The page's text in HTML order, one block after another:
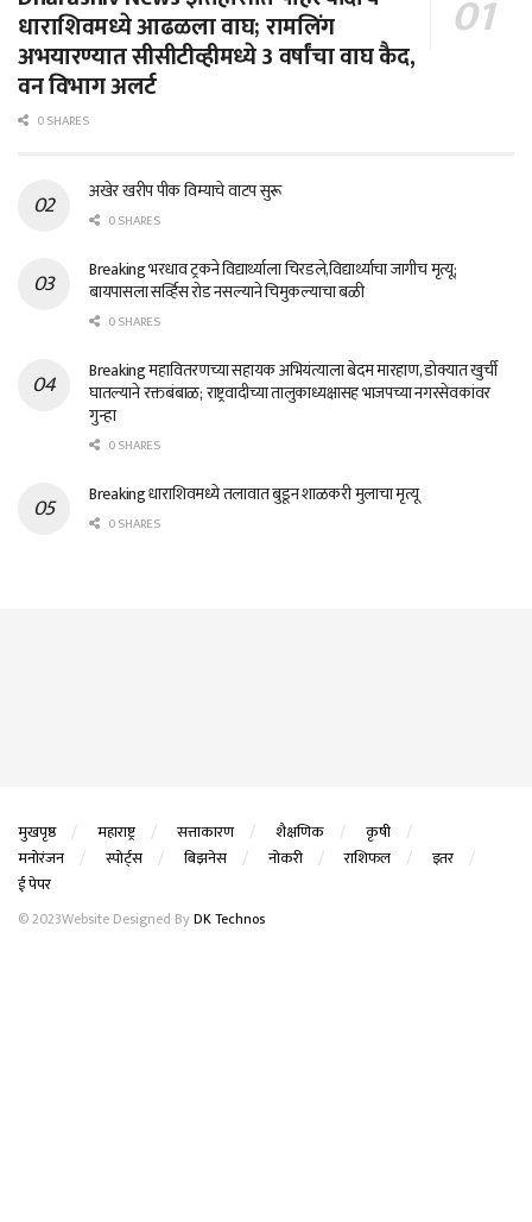
धाराशिवमध्ये आढळला वाघ; रामलिंग
अभयारण्यात सीसीटीव्हीमध्ये 3 वर्षांचा वाघ कैद,
वन विभाग अलर्ट
0 SHARES
अखेर खरीप पीक विम्याचे वाटप सुरू
0 SHARES
Breaking भरधाव ट्रकने विद्यार्थ्याला चिरडले,विद्यार्थ्याचा जागीच मृत्यू;
बायपासला सर्व्हिस रोड नसल्याने चिमुकल्याचा बळी
0 SHARES
Breaking महावितरणच्या सहायक अभियंत्याला बेदम मारहाण, डोक्यात खुर्ची
घातल्याने रक्तबंबाळ; राष्ट्रवादीच्या तालुकाध्यक्षासह भाजपच्या नगरसेवकांवर
गुन्हा
0 SHARES
Breaking धाराशिवमध्ये तलावात बुडून शाळकरी मुलाचा मृत्यू
0 SHARES
मुखपृष्ठ महाराष्ट्र सत्ताकारण शैक्षणिक
कृषी
मनोरंजन
स्पोर्ट्स बिझनेस नोकरी राशिफल
इतर
ई पेपर
© 2023Website Designed ByDK Technos